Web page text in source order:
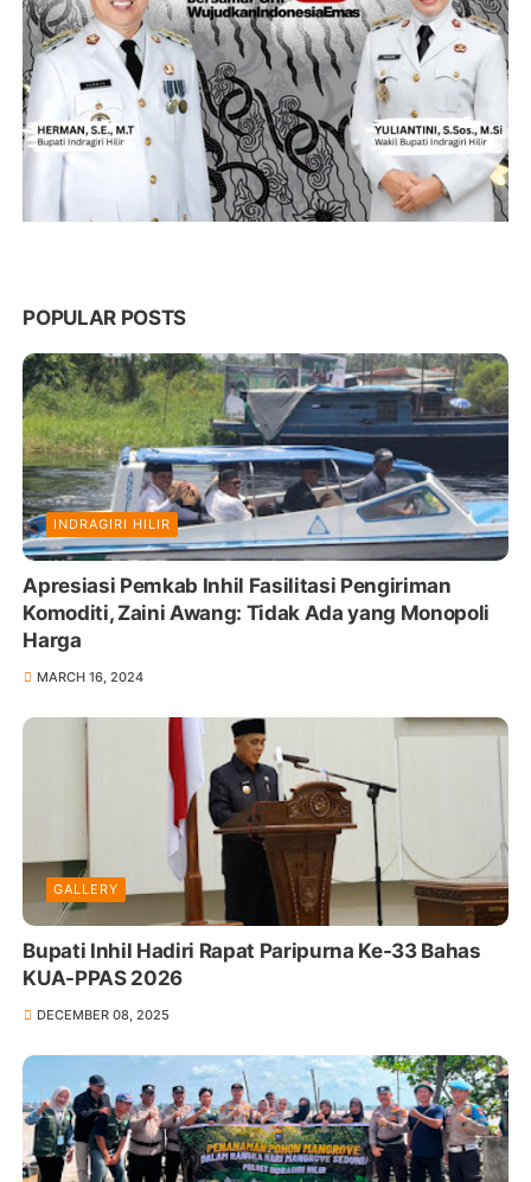
POPULAR POSTS
INDRAGIRI HILIR
Apresiasi Pemkab Inhil Fasilitasi Pengiriman
Komoditi, Zaini Awang: Tidak Ada yang Monopoli
Harga
MARCH 16, 2024
GALLERY
Bupati Inhil Hadiri Rapat Paripurna Ke-33 Bahas
KUA-PPAS 2026
DECEMBER 08, 2025